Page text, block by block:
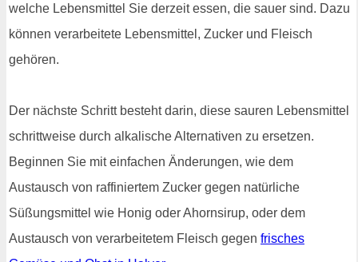
welche Lebensmittel Sie derzeit essen, die sauer sind. Dazu
können verarbeitete Lebensmittel, Zucker und Fleisch
gehören.
Der nächste Schritt besteht darin, diese sauren Lebensmittel
schrittweise durch alkalische Alternativen zu ersetzen.
Beginnen Sie mit einfachen Änderungen, wie dem
Austausch von raffiniertem Zucker gegen natürliche
Süßungsmittel wie Honig oder Ahornsirup, oder dem
Austausch von verarbeitetem Fleisch gegen frisches